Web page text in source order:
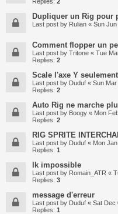
Dupliquer un Rig pour
Last post by Rulian « Sun Jun
Comment flopper un
Last post by Tritone « Tue
Replies: 2
Scale l'axe Y seulement
Last post by Duduf « Sun
Replies: 2
Auto Rig ne marche
Last post by Boogy « Mon
Replies: 2
RIG SPRITE
Last post by Duduf « Mon
Replies: 1
Ik impossible
Last post by Romain_ATR «
Replies: 3
message d'erreur
Last post by Duduf « Sat Dec
Replies: 1